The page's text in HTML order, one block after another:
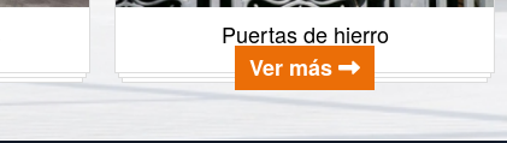
Puertas de hierro
Ver más